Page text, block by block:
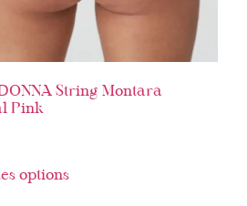
String Montara
Pink
options